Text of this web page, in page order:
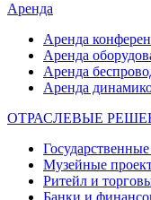
Аренда
Аренда
Аренда
Аренда
Аренда
ОТРАСЛЕВЫЕ
Музейные
Ритейл и